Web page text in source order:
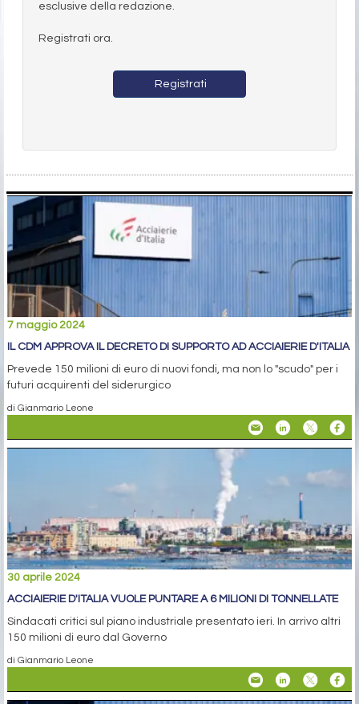
esclusive della redazione.
Registrati ora.
Registrati
7 maggio 2024
IL CDM APPROVA IL DECRETO DI SUPPORTO AD ACCIAIERIE D'ITALIA
Prevede 150 milioni di euro di nuovi fondi, ma non lo "scudo" per i
futuri acquirenti del siderurgico
di Gianmario Leone
30 aprile 2024
ACCIAIERIE D'ITALIA VUOLE PUNTARE A 6 MILIONI DI TONNELLATE
Sindacati critici sul piano industriale presentato ieri. In arrivo altri
150 milioni di euro dal Governo
di Gianmario Leone